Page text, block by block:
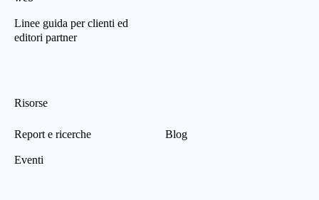
Linee guida per clienti ed
editori partner
Risorse
Report e ricerche
Eventi
Blog